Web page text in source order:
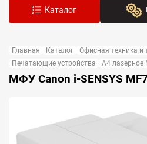
Выберите
Устройство:
Главная Каталог
Офисная техника и
Печатающие устройства
A4
МФУ Canon i-SENSYS